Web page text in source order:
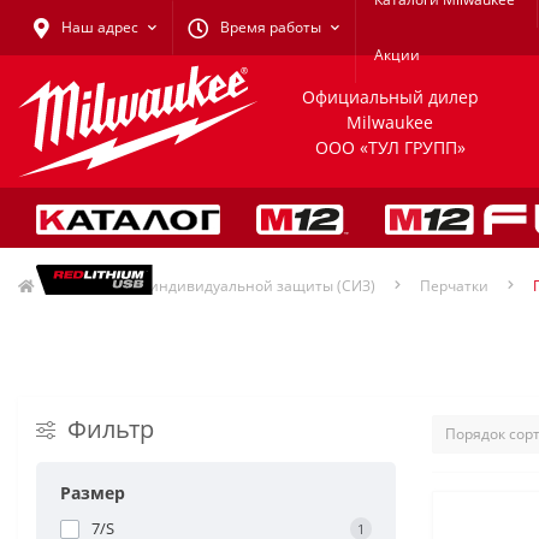
Наш адрес Время работы
Акции
Официальный дилер
Milwaukee
ООО «ТУЛ ГРУПП»
Средства индивидуальной защиты (СИЗ) Перчатки
Фильтр
Размер
7/S 1